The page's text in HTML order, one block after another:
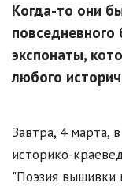
Когда-то они
повседневного
экспонаты,
любого
Завтра, 4 марта,
историко-
"Поэзия вышивки